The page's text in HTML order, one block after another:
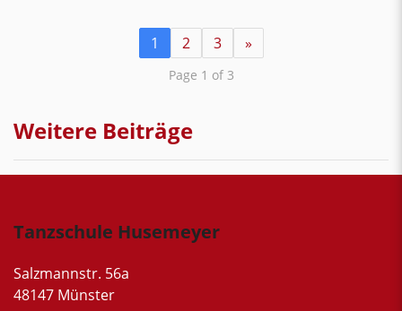
1 2 3 »
Page 1 of 3
Weitere Beiträge
Tanzschule Husemeyer
Salzmannstr. 56a
48147 Münster